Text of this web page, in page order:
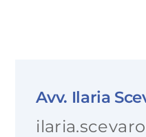
Avv. Ilaria